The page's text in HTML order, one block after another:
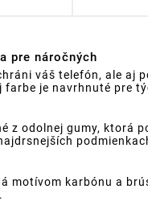
pre náročných
váš telefón, ale aj
farbe je navrhnuté pre
z odolnej gumy, ktorá
motívom karbónu a